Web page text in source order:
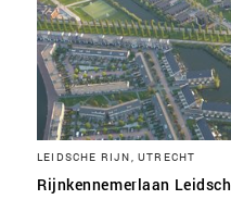
LEIDSCHE RIJN, UTRECHT
Rijnkennemerlaan